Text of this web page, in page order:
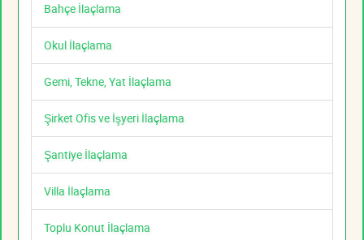
Bahçe İlaçlama
Okul İlaçlama
Gemi, Tekne, Yat İlaçlama
Şirket Ofis ve İşyeri İlaçlama
Şantiye İlaçlama
Villa İlaçlama
Toplu Konut İlaçlama